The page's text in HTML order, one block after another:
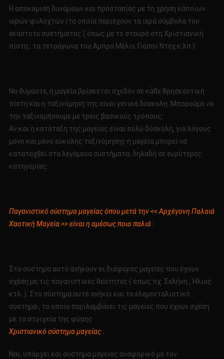
Η αποκόμιση δυνάμεων και προστασίας με τη χρήση κάποιων
ιερών φυλαχτών (τα οποία περιέχουν τα ιερά σύμβολα του
εκάστοτε συστήματος ( όπως με το σταυρό στη Χριστιανική
πίστη , τα τετράγωνα του Άμπρα Μέλιν, Γιάσον Ντεχ κ.λπ.).
Να θυμάστε, η μαγεία βρίσκεται σχεδόν σε κάθε θρησκευτική
πίστη και η ταξινόμησή της είναι γενικά δύσκολη. Μπορούμε να
την ταξινομήσουμε με τρεις βασικούς τρόπους:
Αν και η κατάταξη της μαγείας είναι πολύ δύσκολη, για λόγους
μόνο και μόνο εύκολης ταξινόμησης η μαγεία μπορεί να
καταταχθεί στα λεγόμενα συστήματα, δηλαδή σε ευρύτερες
κατηγορίες:
Παγανιστικό σύστημα μαγείας όπου μετά την << Αρχέγονη Παλαιά
Χαοτική Μαγεία >> είναι η αμέσως ποιο παλιά:
Στο σύστημα αυτό ανήκουν οι διάφορες μαγείες που έχουν
σχέση με τις παγανιστικές θεότητες ( όπως πχ. Σελήνη , Ήλιος
κτλ. ). Στο σύστημα αυτό ανήκει και το ελεμενταλιστικό
σύστημα , το οποίο περιλαμβάνει τις μαγείες που έχουν σχέση
με τα στοιχεία της φύσης
Χριστιανικό σύστημα μαγείας:
Ναι, υπάρχει και σύστημα μαγείας αναφορικό με τον